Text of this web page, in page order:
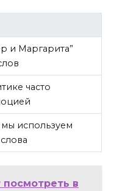
и Маргарита”
часто
используем
посмотреть в